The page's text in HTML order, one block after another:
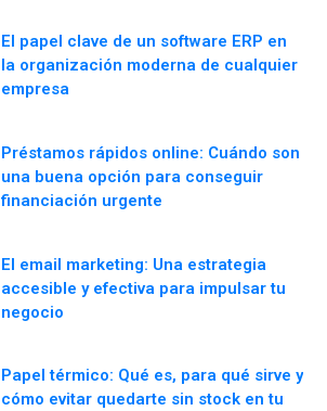
El papel clave de un software ERP en
la organización moderna de cualquier
empresa
Préstamos rápidos online: Cuándo son
una buena opción para conseguir
financiación urgente
El email marketing: Una estrategia
accesible y efectiva para impulsar tu
negocio
Papel térmico: Qué es, para qué sirve y
cómo evitar quedarte sin stock en tu